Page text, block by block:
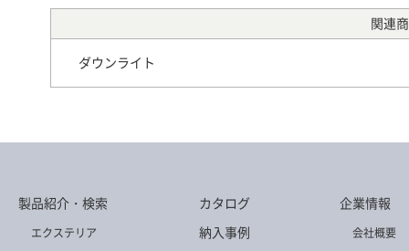
関連
ダウンライト
製品紹介・検索
エクステリア
カタログ
納入事例
企業情報
会社概要